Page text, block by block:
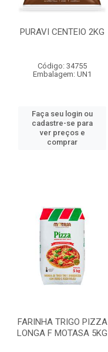
PURAVI CENTEIO 2KG
Código: 34755
Embalagem: UN1
Faça seu login ou
cadastre-se para
ver preços e
comprar
FARINHA TRIGO PIZZA
LONGA F MOTASA 5KG